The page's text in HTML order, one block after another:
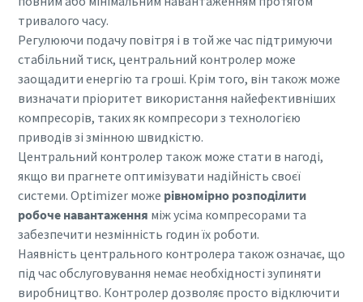
тривалого часу.
Регулюючи подачу повітря і в той же час підтримуючи
стабільний тиск, центральний контролер може
заощадити енергію та гроші. Крім того, він також може
визначати пріоритет використання найефективніших
компресорів, таких як компресори з технологією
приводів зі змінною швидкістю.
Центральний контролер також може стати в нагоді,
якщо ви прагнете оптимізувати надійність своєї
системи. Optimizer може рівномірно розподілити
робоче навантаження між усіма компресорами та
забезпечити незмінність годин їх роботи.
Наявність центрального контролера також означає, що
під час обслуговування немає необхідності зупиняти
виробництво. Контролер дозволяє просто відключити